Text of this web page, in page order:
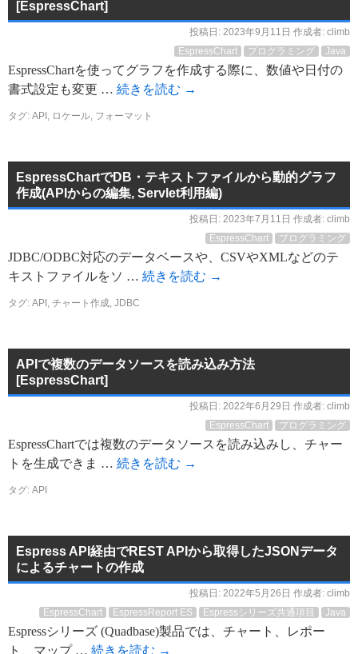
[EspressChart]
投稿日: 2023年9月11日 作成者: climb
EspressChart
プログラミング Java
EspressChartを使ってグラフを作成する際に、数値や日付の
書式設定も変更 … 続きを読む →
タグ: API , ロケール, フォーマット
EspressChartでDB・テキストファイルから動的グラフ
作成(APIからの編集, Servlet利用編)
投稿日: 2023年7月11日 作成者: climb
EspressChart
プログラミング
JDBC/ODBC対応のデータベースや、CSVやXMLなどのテ
キストファイルをソ … 続きを読む →
タグ: API , チャート作成, JDBC
APIで複数のデータソースを読み込み方法
[EspressChart]
投稿日: 2022年6月29日 作成者: climb
EspressChart
プログラミング
EspressChartでは複数のデータソースを読み込みし、チャー
トを生成できま … 続きを読む →
タグ: API
Espress API経由でREST APIから取得したJSONデータ
によるチャートの作成
投稿日: 2022年5月26日 作成者: climb
EspressChart
EspressReport ES Espressシリーズ共通項目 Java
Espressシリーズ (Quadbase)製品では、チャート、レポー
ト、マップ … 続きを読む →